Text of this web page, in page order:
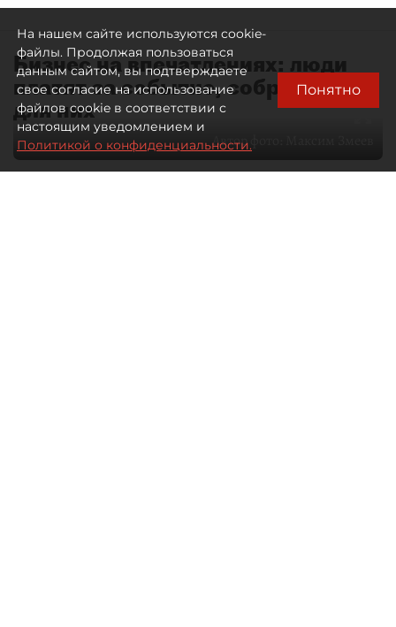
Бизнес на впечатлениях: люди
платят за событие, собранное
для них
Автор фото:
На нашем сайте используются cookie-
файлы. Продолжая пользоваться
данным сайтом, вы подтверждаете
свое согласие на использование
файлов cookie в соответствии с
настоящим уведомлением и
Политикой о конфиденциальности.
Понятно